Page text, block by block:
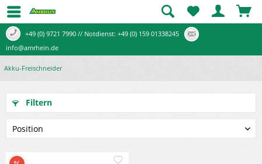
+49 (0) 9721 7990 // Notdienst: +49 (0) 159 01338245
info@amrhein.de
Akku-Freischneider
Filtern